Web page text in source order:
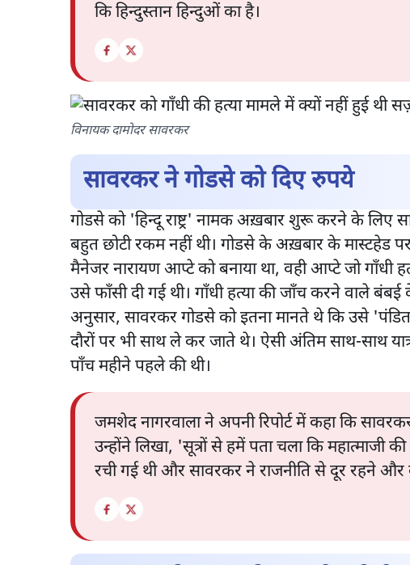
कि हिन्दुस्तान हिन्दुओं का है।
विनायक दामोदर सावरकर
सावरकर ने गोडसे को दिए रुपये
गोडसे को 'हिन्दू राष्ट्र' नामक अख़बार शुरू करने के
बहुत छोटी रकम नहीं थी। गोडसे के अख़बार के मास्टहेड
मैनेजर नारायण आप्टे को बनाया था, वही आप्टे जो गाँधी
उसे फाँसी दी गई थी। गाँधी हत्या की जाँच करने वाले बंबई
अनुसार, सावरकर गोडसे को इतना मानते थे कि उसे
दौरों पर भी साथ ले कर जाते थे। ऐसी अंतिम साथ-साथ
पाँच महीने पहले की थी।
जमशेद नागरवाला ने अपनी रिपोर्ट में कहा कि
उन्होंने लिखा, 'सूत्रों से हमें पता चला कि
रची गई थी और सावरकर ने राजनीति से दूर रहने और